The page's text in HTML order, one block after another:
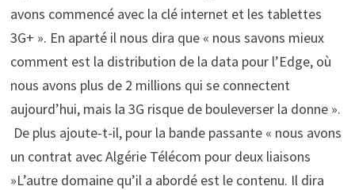
avons commencé avec la clé internet et les tablettes
3G+ ». En aparté il nous dira que « nous savons mieux
comment est la distribution de la data pour l’Edge, où
nous avons plus de 2 millions qui se connectent
aujourd’hui, mais la 3G risque de bouleverser la donne ».
De plus ajoute-t-il, pour la bande passante « nous avons
un contrat avec Algérie Télécom pour deux liaisons
»L’autre domaine qu’il a abordé est le contenu. Il dira